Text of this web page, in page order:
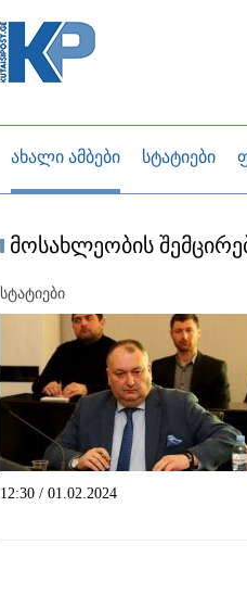
ახალი ამბები სტატიები
მოსახლეობის
სტატიები
12:30 / 01.02.2024